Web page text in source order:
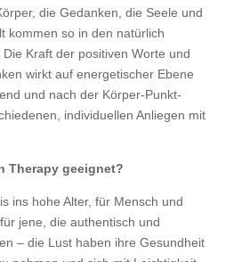
die Gedanken, die Seele und
kommen so in den natürlich
Kraft der positiven Worte und
wirkt auf energetischer Ebene
und nach der Körper-Punkt-
individuellen Anliegen mit
Therapy geeignet?
ins hohe Alter, für Mensch und
jene, die authentisch und
– die Lust haben ihre Gesundheit